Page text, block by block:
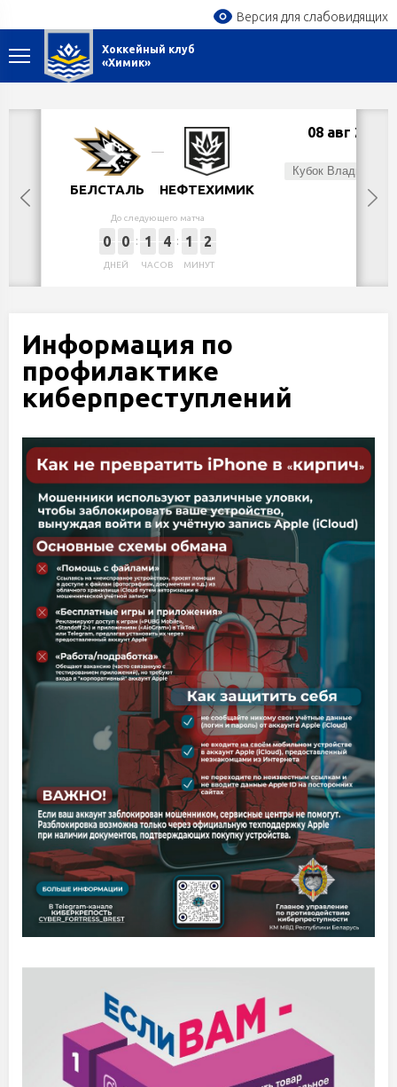
Версия для слабовидящих
Хоккейный клуб
«Химик»
БЕЛСТАЛЬ НЕФТЕХИМИК
До следующего матча
0 0
ДНЕЙ
1 4
ЧАСОВ
1 2
МИНУТ
08 авг 2026
Информация по
профилактике
киберпреступлений